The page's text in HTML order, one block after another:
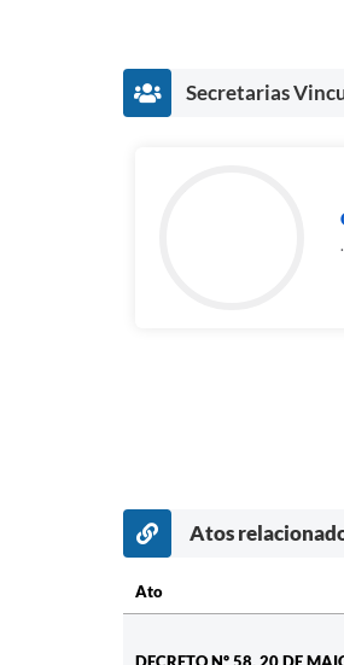
Secretarias
.
Atos
Ato
DECRETO Nº 58, 20 DE